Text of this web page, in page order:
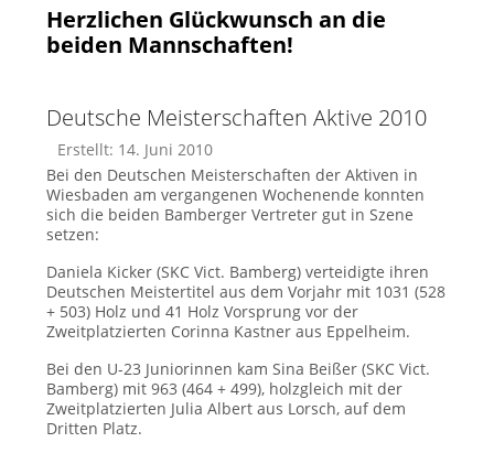
Herzlichen Glückwunsch an die
beiden Mannschaften!
Deutsche Meisterschaften Aktive 2010
Erstellt: 14. Juni 2010
Bei den Deutschen Meisterschaften der Aktiven in
Wiesbaden am vergangenen Wochenende konnten
sich die beiden Bamberger Vertreter gut in Szene
setzen:
Daniela Kicker (SKC Vict. Bamberg) verteidigte ihren
Deutschen Meistertitel aus dem Vorjahr mit 1031 (528
+ 503) Holz und 41 Holz Vorsprung vor der
Zweitplatzierten Corinna Kastner aus Eppelheim.
Bei den U-23 Juniorinnen kam Sina Beißer (SKC Vict.
Bamberg) mit 963 (464 + 499), holzgleich mit der
Zweitplatzierten Julia Albert aus Lorsch, auf dem
Dritten Platz.